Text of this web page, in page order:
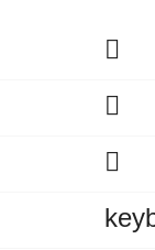


